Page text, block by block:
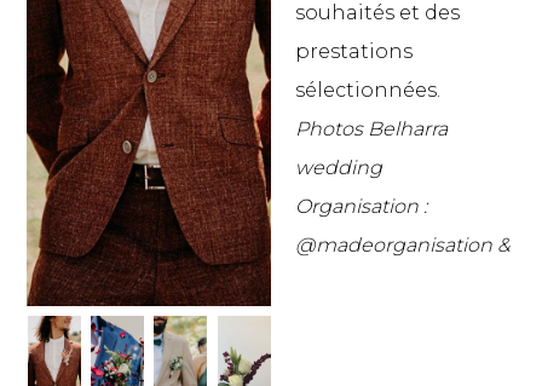
souhaités et des
prestations
sélectionnées.
Photos Belharra
wedding
Organisation :
@madeorganisation &